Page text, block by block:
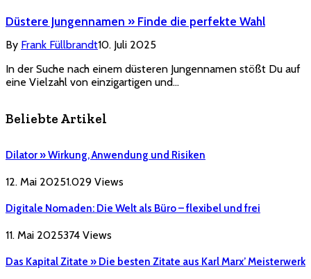
Düstere Jungennamen » Finde die perfekte Wahl
By Frank Füllbrandt10. Juli 2025
In der Suche nach einem düsteren Jungennamen stößt Du auf
eine Vielzahl von einzigartigen und…
Beliebte Artikel
Dilator » Wirkung, Anwendung und Risiken
12. Mai 20251.029 Views
Digitale Nomaden: Die Welt als Büro – flexibel und frei
11. Mai 2025374 Views
Das Kapital Zitate » Die besten Zitate aus Karl Marx’ Meisterwerk